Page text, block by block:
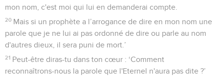
mon nom, c'est moi qui lui en demanderai compte.
20 Mais si un prophète a l’arrogance de dire en mon nom une
parole que je ne lui ai pas ordonné de dire ou parle au nom
d'autres dieux, il sera puni de mort.’
21 Peut-être diras-tu dans ton cœur : ‘Comment
reconnaîtrons-nous la parole que l'Eternel n'aura pas dite ?’